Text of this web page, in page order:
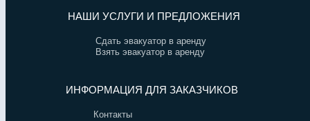
НАШИ УСЛУГИ И ПРЕДЛОЖЕНИЯ
Сдать эвакуатор в аренду
Взять эвакуатор в аренду
ИНФОРМАЦИЯ ДЛЯ ЗАКАЗЧИКОВ
Контакты